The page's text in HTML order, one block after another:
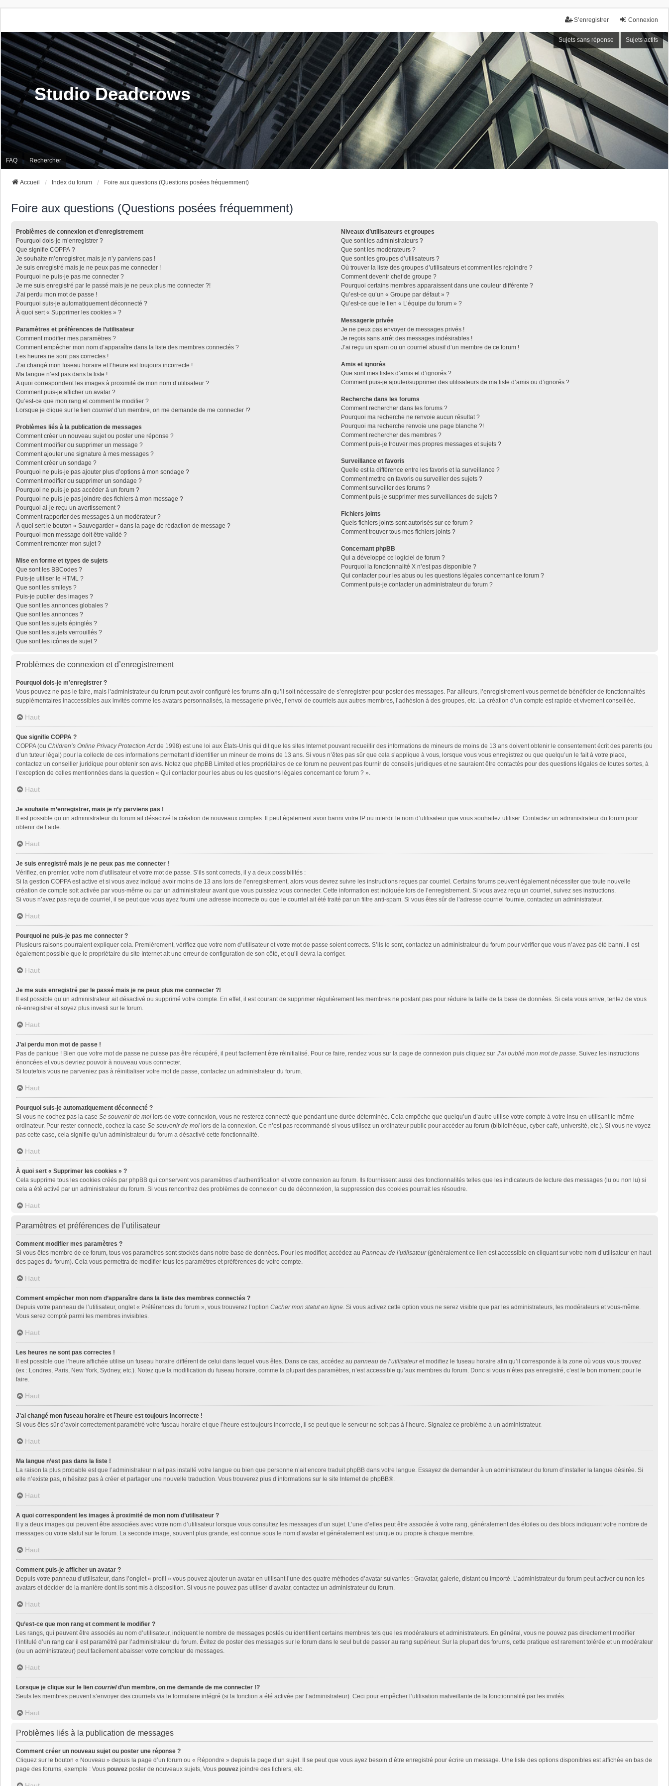
Connexion
S’enregistrer
Sujets sans réponse Sujets actifs
Studio Deadcrows
FAQ Rechercher
Accueil Index du forum Foire aux questions (Questions posées fréquemment)
Foire aux questions (Questions posées fréquemment)
Problèmes de connexion et d’enregistrement
Pourquoi dois-je m’enregistrer ?
Que signifie COPPA ?
Je souhaite m’enregistrer, mais je n’y parviens pas !
Je suis enregistré mais je ne peux pas me connecter !
Pourquoi ne puis-je pas me connecter ?
Je me suis enregistré par le passé mais je ne peux plus me connecter ?!
J’ai perdu mon mot de passe !
Pourquoi suis-je automatiquement déconnecté ?
À quoi sert « Supprimer les cookies » ?
Paramètres et préférences de l’utilisateur
Comment modifier mes paramètres ?
Comment empêcher mon nom d’apparaître dans la liste des membres connectés ?
Les heures ne sont pas correctes !
J’ai changé mon fuseau horaire et l’heure est toujours incorrecte !
Ma langue n’est pas dans la liste !
A quoi correspondent les images à proximité de mon nom d’utilisateur ?
Comment puis-je afficher un avatar ?
Qu’est-ce que mon rang et comment le modifier ?
Lorsque je clique sur le lien courriel d’un membre, on me demande de me connecter !?
Problèmes liés à la publication de messages
Comment créer un nouveau sujet ou poster une réponse ?
Comment modifier ou supprimer un message ?
Comment ajouter une signature à mes messages ?
Comment créer un sondage ?
Pourquoi ne puis-je pas ajouter plus d’options à mon sondage ?
Comment modifier ou supprimer un sondage ?
Pourquoi ne puis-je pas accéder à un forum ?
Pourquoi ne puis-je pas joindre des fichiers à mon message ?
Pourquoi ai-je reçu un avertissement ?
Comment rapporter des messages à un modérateur ?
À quoi sert le bouton « Sauvegarder » dans la page de rédaction de message ?
Pourquoi mon message doit être validé ?
Comment remonter mon sujet ?
Mise en forme et types de sujets
Que sont les BBCodes ?
Puis-je utiliser le HTML ?
Que sont les smileys ?
Puis-je publier des images ?
Que sont les annonces globales ?
Que sont les annonces ?
Que sont les sujets épinglés ?
Que sont les sujets verrouillés ?
Que sont les icônes de sujet ?
Niveaux d’utilisateurs et groupes
Que sont les administrateurs ?
Que sont les modérateurs ?
Que sont les groupes d’utilisateurs ?
Où trouver la liste des groupes d’utilisateurs et comment les rejoindre ?
Comment devenir chef de groupe ?
Pourquoi certains membres apparaissent dans une couleur différente ?
Qu’est-ce qu’un « Groupe par défaut » ?
Qu’est-ce que le lien « L’équipe du forum » ?
Messagerie privée
Je ne peux pas envoyer de messages privés !
Je reçois sans arrêt des messages indésirables !
J’ai reçu un spam ou un courriel abusif d’un membre de ce forum !
Amis et ignorés
Que sont mes listes d’amis et d’ignorés ?
Comment puis-je ajouter/supprimer des utilisateurs de ma liste d’amis ou d’ignorés ?
Recherche dans les forums
Comment rechercher dans les forums ?
Pourquoi ma recherche ne renvoie aucun résultat ?
Pourquoi ma recherche renvoie une page blanche ?!
Comment rechercher des membres ?
Comment puis-je trouver mes propres messages et sujets ?
Surveillance et favoris
Quelle est la différence entre les favoris et la surveillance ?
Comment mettre en favoris ou surveiller des sujets ?
Comment surveiller des forums ?
Comment puis-je supprimer mes surveillances de sujets ?
Fichiers joints
Quels fichiers joints sont autorisés sur ce forum ?
Comment trouver tous mes fichiers joints ?
Concernant phpBB
Qui a développé ce logiciel de forum ?
Pourquoi la fonctionnalité X n’est pas disponible ?
Qui contacter pour les abus ou les questions légales concernant ce forum ?
Comment puis-je contacter un administrateur du forum ?
Problèmes de connexion et d’enregistrement
Pourquoi dois-je m’enregistrer ?
Vous pouvez ne pas le faire, mais l’administrateur du forum peut avoir configuré les forums afin qu’il soit nécessaire de s’enregistrer pour poster des messages. Par ailleurs, l’enregistrement vous permet de bénéficier de fonctionnalités
supplémentaires inaccessibles aux invités comme les avatars personnalisés, la messagerie privée, l’envoi de courriels aux autres membres, l’adhésion à des groupes, etc. La création d’un compte est rapide et vivement conseillée.
Haut
Que signifie COPPA ?
COPPA (ou Children’s Online Privacy Protection Actde 1998) est une loi aux États-Unis qui dit que les sites Internet pouvant recueillir des informations de mineurs de moins de 13 ans doivent obtenir le consentement écrit des parents (ou
d’un tuteur légal) pour la collecte de ces informations permettant d’identifier un mineur de moins de 13 ans. Si vous n’êtes pas sûr que cela s’applique à vous, lorsque vous vous enregistrez ou que quelqu’un le fait à votre place,
contactez un conseiller juridique pour obtenir son avis. Notez que phpBB Limited et les propriétaires de ce forum ne peuvent pas fournir de conseils juridiques et ne sauraient être contactés pour des questions légales de toutes sortes, à
l’exception de celles mentionnées dans la question « Qui contacter pour les abus ou les questions légales concernant ce forum ? ».
Haut
Je souhaite m’enregistrer, mais je n’y parviens pas !
Il est possible qu’un administrateur du forum ait désactivé la création de nouveaux comptes. Il peut également avoir banni votre IP ou interdit le nom d’utilisateur que vous souhaitez utiliser. Contactez un administrateur du forum pour
obtenir de l’aide.
Haut
Je suis enregistré mais je ne peux pas me connecter !
Vérifiez, en premier, votre nom d’utilisateur et votre mot de passe. S’ils sont corrects, il y a deux possibilités :
Si la gestion COPPA est active et si vous avez indiqué avoir moins de 13 ans lors de l’enregistrement, alors vous devrez suivre les instructions reçues par courriel. Certains forums peuvent également nécessiter que toute nouvelle
création de compte soit activée par vous-même ou par un administrateur avant que vous puissiez vous connecter. Cette information est indiquée lors de l’enregistrement. Si vous avez reçu un courriel, suivez ses instructions.
Si vous n’avez pas reçu de courriel, il se peut que vous ayez fourni une adresse incorrecte ou que le courriel ait été traité par un filtre anti-spam. Si vous êtes sûr de l’adresse courriel fournie, contactez un administrateur.
Haut
Pourquoi ne puis-je pas me connecter ?
Plusieurs raisons pourraient expliquer cela. Premièrement, vérifiez que votre nom d’utilisateur et votre mot de passe soient corrects. S’ils le sont, contactez un administrateur du forum pour vérifier que vous n’avez pas été banni. Il est
également possible que le propriétaire du site Internet ait une erreur de configuration de son côté, et qu’il devra la corriger.
Haut
Je me suis enregistré par le passé mais je ne peux plus me connecter ?!
Il est possible qu’un administrateur ait désactivé ou supprimé votre compte. En effet, il est courant de supprimer régulièrement les membres ne postant pas pour réduire la taille de la base de données. Si cela vous arrive, tentez de vous
ré-enregistrer et soyez plus investi sur le forum.
Haut
J’ai perdu mon mot de passe !
Pas de panique ! Bien que votre mot de passe ne puisse pas être récupéré, il peut facilement être réinitialisé. Pour ce faire, rendez vous sur la page de connexion puis cliquez sur J’ai oublié mon mot de passe. Suivez les instructions
énoncées et vous devriez pouvoir à nouveau vous connecter.
Si toutefois vous ne parveniez pas à réinitialiser votre mot de passe, contactez un administrateur du forum.
Haut
Pourquoi suis-je automatiquement déconnecté ?
Si vous ne cochez pas la case Se souvenir de moi lors de votre connexion, vous ne resterez connecté que pendant une durée déterminée. Cela empêche que quelqu’un d’autre utilise votre compte à votre insu en utilisant le même
ordinateur. Pour rester connecté, cochez la case Se souvenir de moi lors de la connexion. Ce n’est pas recommandé si vous utilisez un ordinateur public pour accéder au forum (bibliothèque, cyber-café, université, etc.). Si vous ne voyez
pas cette case, cela signifie qu’un administrateur du forum a désactivé cette fonctionnalité.
Haut
À quoi sert « Supprimer les cookies » ?
Cela supprime tous les cookies créés par phpBB qui conservent vos paramètres d’authentification et votre connexion au forum. Ils fournissent aussi des fonctionnalités telles que les indicateurs de lecture des messages (lu ou non lu) si
cela a été activé par un administrateur du forum. Si vous rencontrez des problèmes de connexion ou de déconnexion, la suppression des cookies pourrait les résoudre.
Haut
Paramètres et préférences de l’utilisateur
Comment modifier mes paramètres ?
Si vous êtes membre de ce forum, tous vos paramètres sont stockés dans notre base de données. Pour les modifier, accédez au Panneau de l’utilisateur(généralement ce lien est accessible en cliquant sur votre nom d’utilisateur en haut
des pages du forum). Cela vous permettra de modifier tous les paramètres et préférences de votre compte.
Haut
Comment empêcher mon nom d’apparaître dans la liste des membres connectés ?
Depuis votre panneau de l’utilisateur, onglet « Préférences du forum », vous trouverez l’option Cacher mon statut en ligne. Si vous activez cette option vous ne serez visible que par les administrateurs, les modérateurs et vous-même.
Vous serez compté parmi les membres invisibles.
Haut
Les heures ne sont pas correctes !
Il est possible que l’heure affichée utilise un fuseau horaire différent de celui dans lequel vous êtes. Dans ce cas, accédez au panneau de l’utilisateuret modifiez le fuseau horaire afin qu’il corresponde à la zone où vous vous trouvez
(ex : Londres, Paris, New York, Sydney, etc.). Notez que la modification du fuseau horaire, comme la plupart des paramètres, n’est accessible qu’aux membres du forum. Donc si vous n’êtes pas enregistré, c’est le bon moment pour le
faire.
Haut
J’ai changé mon fuseau horaire et l’heure est toujours incorrecte !
Si vous êtes sûr d’avoir correctement paramétré votre fuseau horaire et que l’heure est toujours incorrecte, il se peut que le serveur ne soit pas à l’heure. Signalez ce problème à un administrateur.
Haut
Ma langue n’est pas dans la liste !
La raison la plus probable est que l’administrateur n’ait pas installé votre langue ou bien que personne n’ait encore traduit phpBB dans votre langue. Essayez de demander à un administrateur du forum d’installer la langue désirée. Si
elle n’existe pas, n’hésitez pas à créer et partager une nouvelle traduction. Vous trouverez plus d’informations sur le site Internet de phpBB®.
Haut
A quoi correspondent les images à proximité de mon nom d’utilisateur ?
Il y a deux images qui peuvent être associées avec votre nom d’utilisateur lorsque vous consultez les messages d’un sujet. L’une d’elles peut être associée à votre rang, généralement des étoiles ou des blocs indiquant votre nombre de
messages ou votre statut sur le forum. La seconde image, souvent plus grande, est connue sous le nom d’avatar et généralement est unique ou propre à chaque membre.
Haut
Comment puis-je afficher un avatar ?
Depuis votre panneau d’utilisateur, dans l’onglet « profil » vous pouvez ajouter un avatar en utilisant l’une des quatre méthodes d’avatar suivantes : Gravatar, galerie, distant ou importé. L’administrateur du forum peut activer ou non les
avatars et décider de la manière dont ils sont mis à disposition. Si vous ne pouvez pas utiliser d’avatar, contactez un administrateur du forum.
Haut
Qu’est-ce que mon rang et comment le modifier ?
Les rangs, qui peuvent être associés au nom d’utilisateur, indiquent le nombre de messages postés ou identifient certains membres tels que les modérateurs et administrateurs. En général, vous ne pouvez pas directement modifier
l’intitulé d’un rang car il est paramétré par l’administrateur du forum. Évitez de poster des messages sur le forum dans le seul but de passer au rang supérieur. Sur la plupart des forums, cette pratique est rarement tolérée et un modérateur
(ou un administrateur) peut facilement abaisser votre compteur de messages.
Haut
Lorsque je clique sur le lien courrield’un membre, on me demande de me connecter !?
Seuls les membres peuvent s’envoyer des courriels via le formulaire intégré (si la fonction a été activée par l’administrateur). Ceci pour empêcher l’utilisation malveillante de la fonctionnalité par les invités.
Haut
Problèmes liés à la publication de messages
Comment créer un nouveau sujet ou poster une réponse ?
Cliquez sur le bouton « Nouveau » depuis la page d’un forum ou « Répondre » depuis la page d’un sujet. Il se peut que vous ayez besoin d’être enregistré pour écrire un message. Une liste des options disponibles est affichée en bas de
page des forums, exemple : Vous pouvez poster de nouveaux sujets, Vous pouvez joindre des fichiers, etc.